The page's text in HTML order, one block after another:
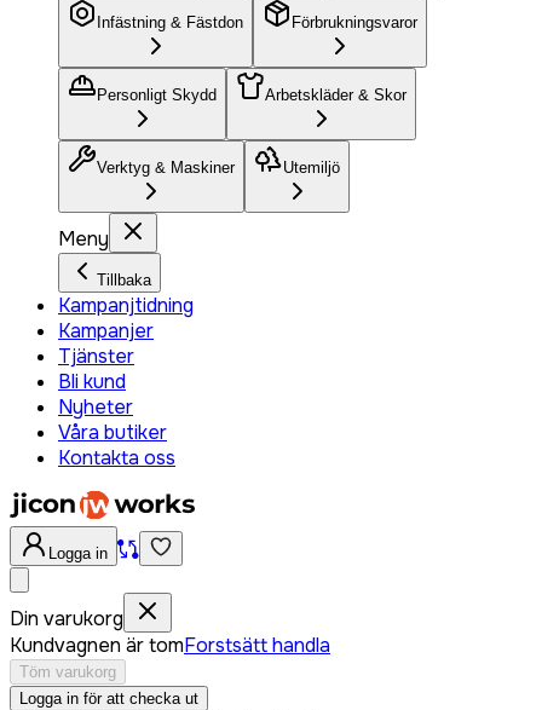
Infästning & Fästdon Förbrukningsvaror
Personligt Skydd Arbetskläder & Skor
Verktyg & Maskiner Utemiljö
Meny
Tillbaka
Kampanjtidning
Kampanjer
Tjänster
Bli kund
Nyheter
Våra butiker
Kontakta oss
Logga in
Din varukorg
Kundvagnen är tomForstsätt handla
Töm varukorg
Logga in för att checka ut